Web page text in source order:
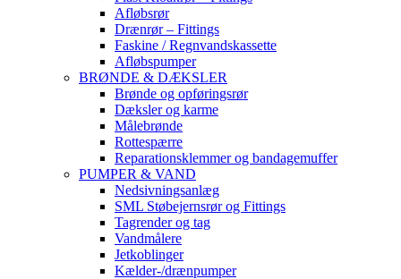
Afløbsrør
Drænrør – Fittings
Faskine / Regnvandskassette
Afløbspumper
BRØNDE & DÆKSLER
Brønde og opføringsrør
Dæksler og karme
Målebrønde
Rottespærre
Reparationsklemmer og bandagemuffer
PUMPER & VAND
Nedsivningsanlæg
SML Støbejernsrør og Fittings
Tagrender og tag
Vandmålere
Jetkoblinger
Kælder-/drænpumper